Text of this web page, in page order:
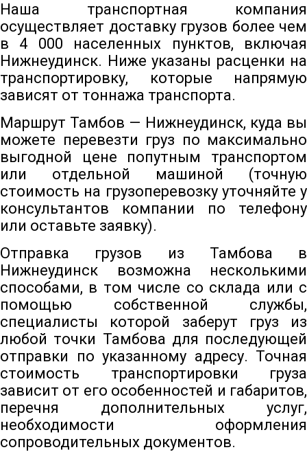
Наша транспортная компания
осуществляет доставку грузов более чем
в 4 000 населенных пунктов, включая
Нижнеудинск. Ниже указаны расценки на
транспортировку, которые напрямую
зависят от тоннажа транспорта.
Маршрут Тамбов — Нижнеудинск, куда вы
можете перевезти груз по максимально
выгодной цене попутным транспортом
или отдельной машиной (точную
стоимость на грузоперевозку уточняйте у
консультантов компании по телефону
или оставьте заявку).
Отправка грузов из Тамбова в
Нижнеудинск возможна несколькими
способами, в том числе со склада или с
помощью собственной службы,
специалисты которой заберут груз из
любой точки Тамбова для последующей
отправки по указанному адресу. Точная
стоимость транспортировки груза
зависит от его особенностей и габаритов,
перечня дополнительных услуг,
необходимости оформления
сопроводительных документов.